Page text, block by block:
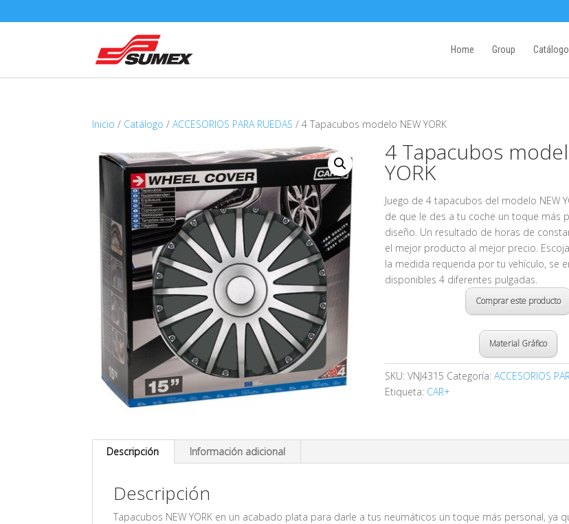
Home Group Catálogo
Inicio / Catálogo /ACCESORIOS PARA RUEDAS / 4 Tapacubos modelo NEW YORK
4 Tapacubos
YORK
Juego de 4 tapacubos del modelo NEW
de que le des a tu coche un toque más
diseño. Un resultado de horas de
el mejor producto al mejor precio.
la medida requerida por tu vehículo, se
disponibles 4 diferentes pulgadas.
Comprar este producto
Material Gráfico
SKU:VNJ4315 Categoría:ACCESORIOS
Etiqueta: CAR+
Descripción Información adicional
Descripción
Tapacubos NEW YORK en un acabado plata para darle a tus neumáticos un toque más personal, ya